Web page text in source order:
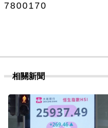
7800170
相關新聞